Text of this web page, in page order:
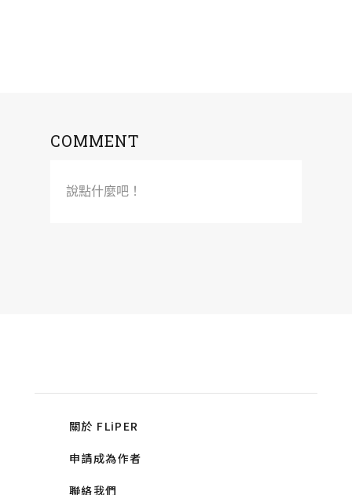
COMMENT
說點什麼吧！
關於 FLiPER
申請成為作者
聯絡我們